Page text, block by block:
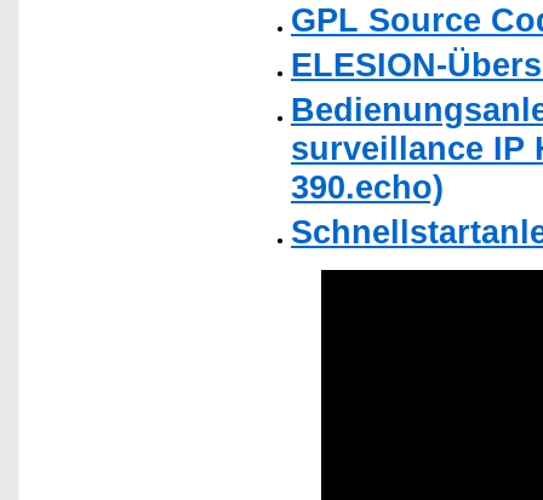
GPL Source
ELESION-
surveillance IP
390.echo)